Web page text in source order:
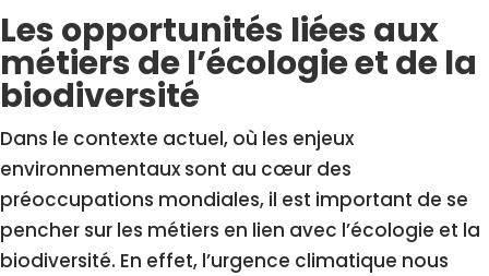
Les opportunités liées aux
métiers de l’écologie et de la
biodiversité
Dans le contexte actuel, où les enjeux
environnementaux sont au cœur des
préoccupations mondiales, il est important de se
pencher sur les métiers en lien avec l’écologie et la
biodiversité. En effet, l’urgence climatique nous